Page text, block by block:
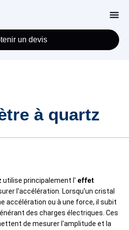
un devis
à quartz
utilise principalement l' effet
l'accélération. Lorsqu'un cristal
accélération ou à une force, il subit
des charges électriques. Ces
de mesurer l'amplitude et la